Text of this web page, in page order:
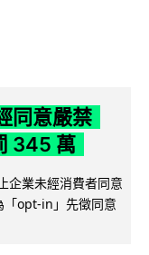
同意嚴禁
345 萬
企業未經消費者同意
「opt-in」先徵同意